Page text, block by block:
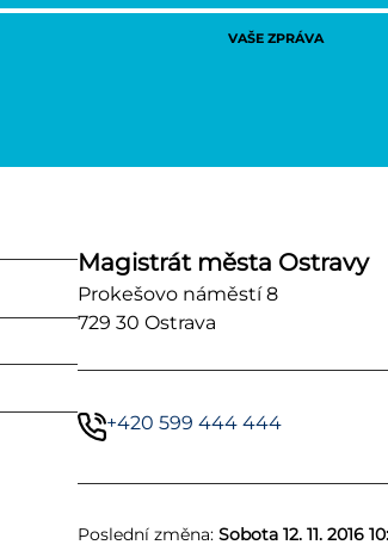
VAŠE ZPRÁVA
Magistrát města Ostravy
Prokešovo náměstí 8
729 30 Ostrava
+420 599 444 444
Poslední změna: Sobota 12. 11. 2016